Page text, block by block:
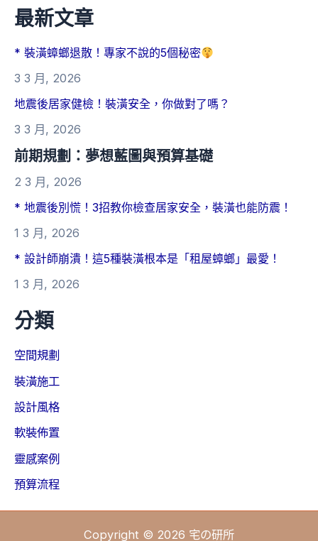
最新文章
* 裝潢蟑螂退散！專家不說的5個秘密
3 3 月, 2026
地震後居家健檢！裝潢安全，你做對了嗎？
3 3 月, 2026
前期規劃：夢想藍圖與預算基礎
2 3 月, 2026
* 地震後別慌！3招教你檢查居家安全，裝潢也能防震！
1 3 月, 2026
* 設計師崩潰！這5種裝潢根本是「租屋蟑螂」最愛！
1 3 月, 2026
分類
空間規劃
裝潢施工
設計風格
軟裝佈置
靈感案例
預算流程
Copyright © 2026 宅の研所